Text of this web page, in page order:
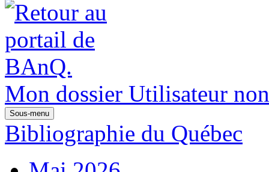
Mon dossier Utilisateur
Sous-menu
Bibliographie du Québec